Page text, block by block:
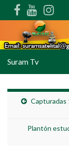
Suram Tv
Capturadas
Plantón